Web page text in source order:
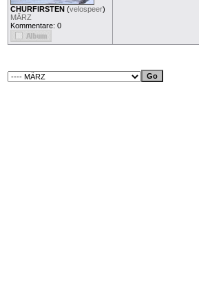
CHURFIRSTEN (velospeer)
MÄRZ
Kommentare: 0